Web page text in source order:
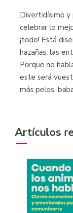
Divertidísimo y
celebrar lo
¡todo! Está
hazañas: las
Porque no
este será
más pelos,
Artículos